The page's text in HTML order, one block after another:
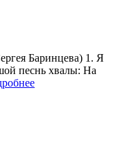
Баринцева) 1. Я
песнь хвалы: На